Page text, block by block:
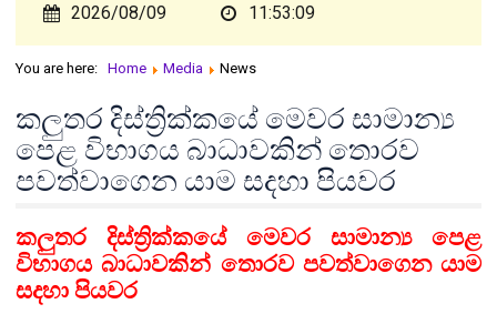
2026/08/09 11:53:09
You are here: Home Media News
කලුතර දිස්ත්‍රික්කයේ මෙවර සාමාන්‍ය
පෙළ විභාගය බාධාවකින් තොරව
පවත්වාගෙන යාම සදහා පියවර
කලුතරදිස්ත්‍රික්කයේ මෙවර සාමාන්‍ය පෙළ
විභාගය බාධාවකින් තොරව පවත්වාගෙන යාම
සදහා පියවර